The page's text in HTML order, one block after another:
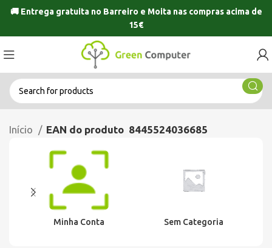
🚚 Entrega gratuita no Barreiro e Moitanas compras acima de
15€
Início EAN do produto 8445524036685
Minha Conta Sem Categoria